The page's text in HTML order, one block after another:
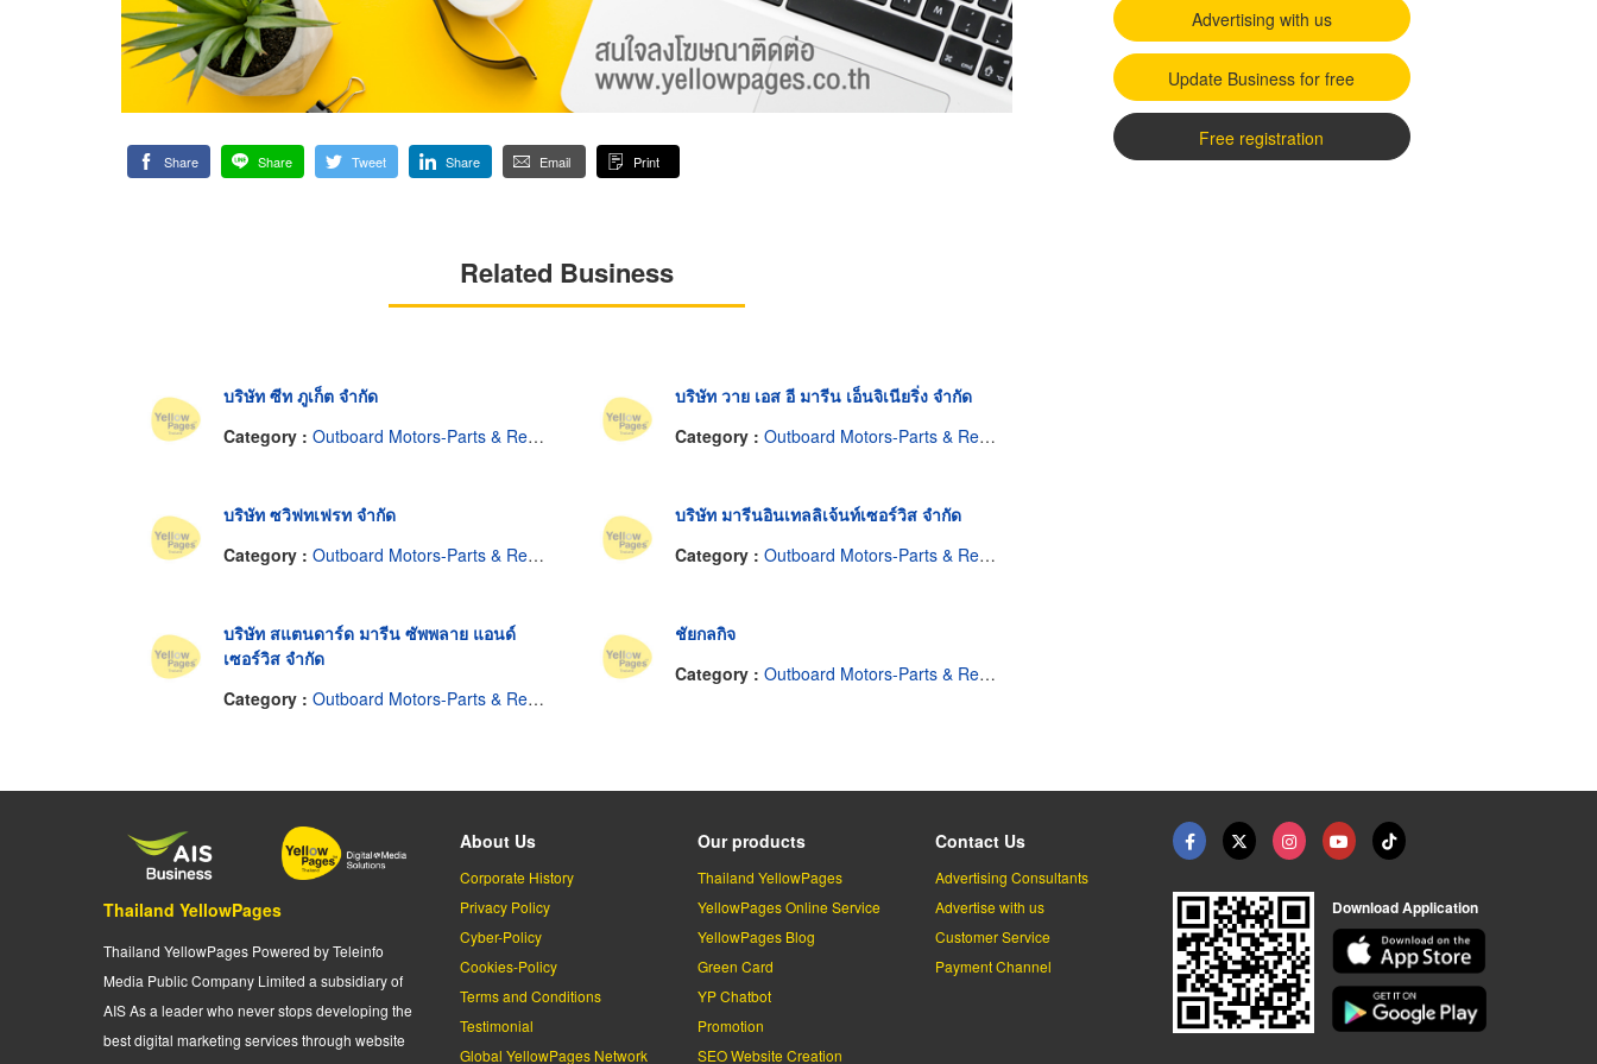
Share Share Tweet Share Email Print
Related Business
บริษัท ซีท ภูเก็ต จำกัด
Category : Outboard Motors-Parts & Repairs
บริษัท วาย เอส อี มารีน เอ็นจิเนียริ่ง จำกัด
Category : Outboard Motors-Parts & Repairs
บริษัท ซวิฟทเฟรท จำกัด
Category : Outboard Motors-Parts & Repairs
บริษัท มารีนอินเทลลิเจ้นท์เซอร์วิส จำกัด
Category : Outboard Motors-Parts & Repairs
บริษัท สแตนดาร์ด มารีน ซัพพลาย แอนด์
เซอร์วิส จำกัด
Category : Outboard Motors-Parts & Repairs
ชัยกลกิจ
Category : Outboard Motors-Parts & Repairs
Advertising with us
Update Business for free
Free registration
Thailand YellowPages
Thailand YellowPages Powered by Teleinfo
Media Public Company Limited a subsidiary of
AIS As a leader who never stops developing the
best digital marketing services through website
About Us
Corporate History
Privacy Policy
Cyber-Policy
Cookies-Policy
Terms and Conditions
Testimonial
Global YellowPages Network
Our products
Thailand YellowPages
YellowPages Online Service
YellowPages Blog
Green Card
YP Chatbot
Promotion
SEO Website Creation
Contact Us
Advertising Consultants
Advertise with us
Customer Service
Payment Channel
Download Application